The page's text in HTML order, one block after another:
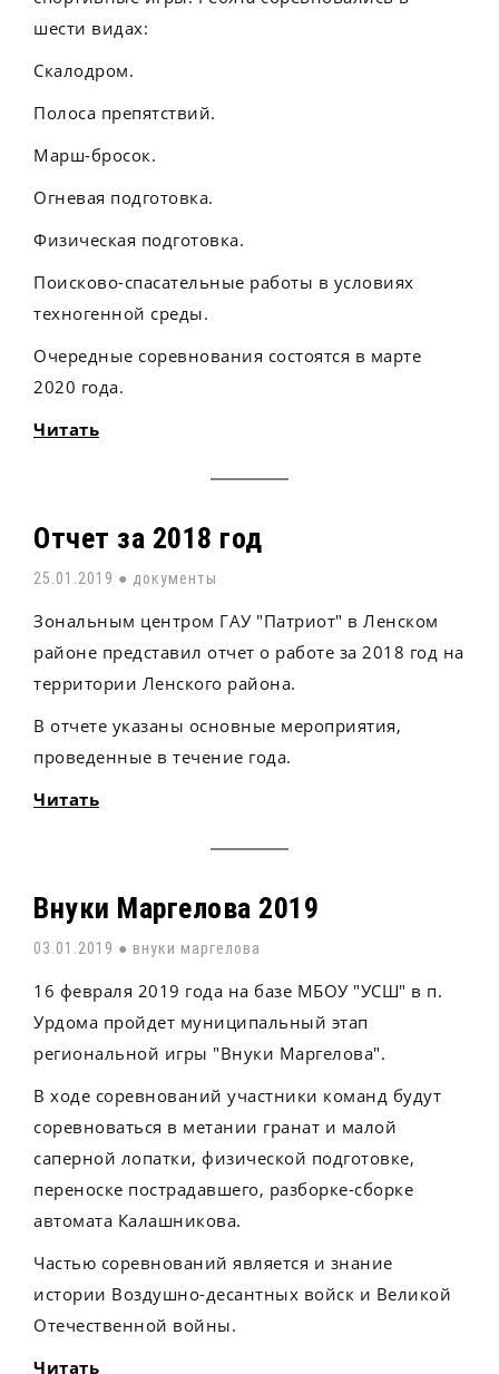
шести видах:
Скалодром.
Полоса препятствий.
Марш-бросок.
Огневая подготовка.
Физическая подготовка.
Поисково-спасательные работы в условиях
техногенной среды.
Очередные соревнования состоятся в марте
2020 года.
Читать
Отчет за 2018 год
25.01.2019 ● документы
Зональным центром ГАУ "Патриот" в Ленском
районе представил отчет о работе за 2018 год на
территории Ленского района.
В отчете указаны основные мероприятия,
проведенные в течение года.
Читать
Внуки Маргелова 2019
03.01.2019 ● внуки маргелова
16 февраля 2019 года на базе МБОУ "УСШ" в п.
Урдома пройдет муниципальный этап
региональной игры "Внуки Маргелова".
В ходе соревнований участники команд будут
соревноваться в метании гранат и малой
саперной лопатки, физической подготовке,
переноске пострадавшего, разборке-сборке
автомата Калашникова.
Частью соревнований является и знание
истории Воздушно-десантных войск и Великой
Отечественной войны.
Читать